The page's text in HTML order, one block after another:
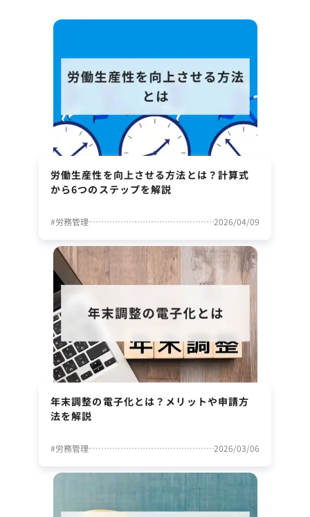
労働生産性を向上させる方法とは？計算式
から6つのステップを解説
#労務管理 2026/04/09
年末調整の電子化とは？メリットや申請方
法を解説
#労務管理 2026/03/06